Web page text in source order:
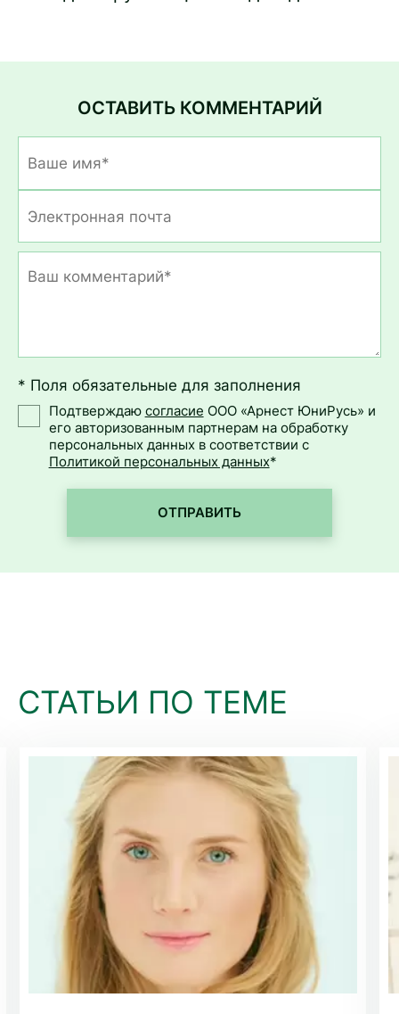
ОСТАВИТЬ КОММЕНТАРИЙ
* Поля обязательные для заполнения
Подтверждаю согласие ООО «Арнест ЮниРусь» и
его авторизованным партнерам на обработку
персональных данных в соответствии с
Политикой персональных данных*
ОТПРАВИТЬ
СТАТЬИ ПО ТЕМЕ